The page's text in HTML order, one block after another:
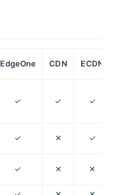
EdgeOne CDN ECDN
✓ ✓ ✓
✓ ✕ ✓
✓ ✕ ✕